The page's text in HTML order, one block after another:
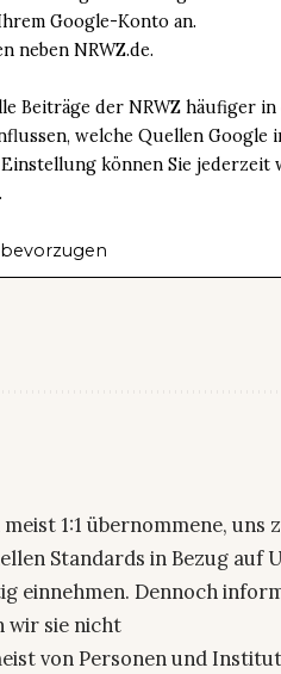
Google-Konto an.
neben NRWZ.de.
Beiträge der NRWZ häufiger in
welche Quellen Google
können Sie jederzeit
1:1 übernommene, uns
Standards in Bezug auf
einnehmen. Dennoch
wir sie nicht
von Personen und